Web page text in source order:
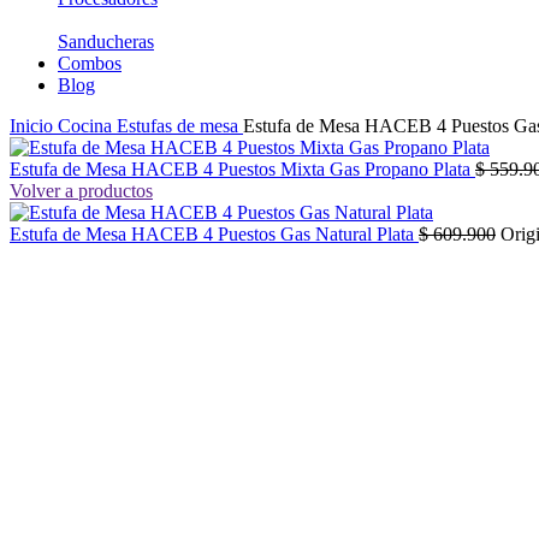
Sanducheras
Combos
Blog
Inicio Cocina Estufas de mesa Estufa de Mesa HACEB 4 Puestos
Estufa de Mesa HACEB 4 Puestos Mixta Gas Propano Plata $
Volver a productos
Estufa de Mesa HACEB 4 Puestos Gas Natural Plata $609.900